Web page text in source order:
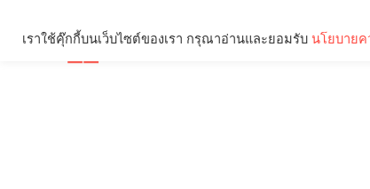
เราใช้คุ๊กกี้บนเว็บไซต์ของเรา กรุณาอ่านและยอมรับ นโยบายค